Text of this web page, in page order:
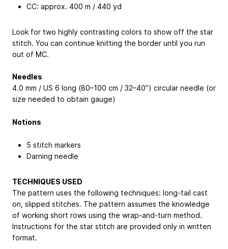
CC: approx. 400 m / 440 yd
Look for two highly contrasting colors to show off the star
stitch. You can continue knitting the border until you run
out of MC.
Needles
4.0 mm / US 6 long (80–100 cm / 32–40”) circular needle (or
size needed to obtain gauge)
Notions
5 stitch markers
Darning needle
TECHNIQUES USED
The pattern uses the following techniques: long-tail cast
on, slipped stitches. The pattern assumes the knowledge
of working short rows using the wrap-and-turn method.
Instructions for the star stitch are provided only in written
format.